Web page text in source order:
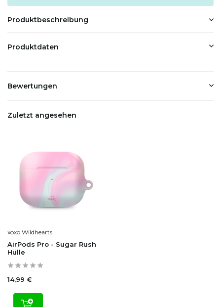
Produktbeschreibung
Produktdaten
Bewertungen
Zuletzt angesehen
xoxo Wildhearts
AirPods Pro - Sugar Rush
Hülle
14,99 €